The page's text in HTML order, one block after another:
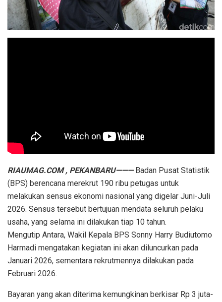
RIAUMAG.COM , PEKANBARU———Badan Pusat Statistik
(BPS) berencana merekrut 190 ribu petugas untuk
melakukan sensus ekonomi nasional yang digelar Juni-Juli
2026. Sensus tersebut bertujuan mendata seluruh pelaku
usaha, yang selama ini dilakukan tiap 10 tahun.
Mengutip Antara, Wakil Kepala BPS Sonny Harry Budiutomo
Harmadi mengatakan kegiatan ini akan diluncurkan pada
Januari 2026, sementara rekrutmennya dilakukan pada
Februari 2026.
Bayaran yang akan diterima kemungkinan berkisar Rp 3 juta-